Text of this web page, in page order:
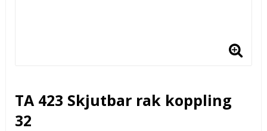
TA 423 Skjutbar rak koppling
32